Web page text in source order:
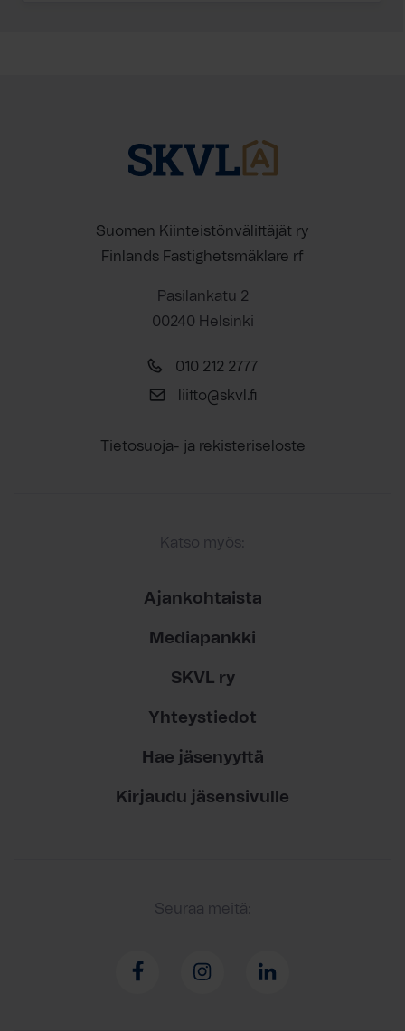
Suomen Kiinteistönvälittäjät ry
Finlands Fastighetsmäklare rf
Pasilankatu 2
00240 Helsinki
010 212 2777
liitto@skvl.fi
Tietosuoja- ja rekisteriseloste
Katso myös:
Ajankohtaista
Mediapankki
SKVL ry
Yhteystiedot
Hae jäsenyyttä
Kirjaudu jäsensivulle
Seuraa meitä: